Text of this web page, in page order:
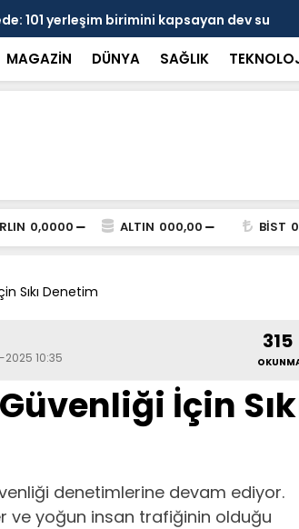
101 yerleşim birimini kapsayan dev su
MAGAZİN DÜNYA SAĞLIK
0,0000 ALTIN 000,00 BİST
Sıkı Denetim
10:35
315
İçin
denetimlerine devam ediyor.
ve yoğun insan trafiğinin olduğu